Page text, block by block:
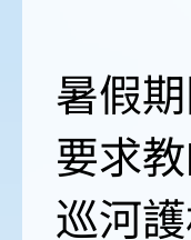
暑假
要求
巡河